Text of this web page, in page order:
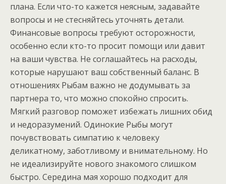
плана. Если что-то кажется неясным, задавайте
вопросы и не стесняйтесь уточнять детали.
Финансовые вопросы требуют осторожности,
особенно если кто-то просит помощи или давит
на ваши чувства. Не соглашайтесь на расходы,
которые нарушают ваш собственный баланс. В
отношениях Рыбам важно не додумывать за
партнера то, что можно спокойно спросить.
Мягкий разговор поможет избежать лишних обид
и недоразумений. Одинокие Рыбы могут
почувствовать симпатию к человеку
деликатному, заботливому и внимательному. Но
не идеализируйте нового знакомого слишком
быстро. Середина мая хорошо подходит для